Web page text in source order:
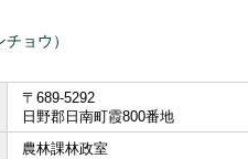
チョウ）
〒689-5292
日野郡日南町霞800番地
農林課林政室